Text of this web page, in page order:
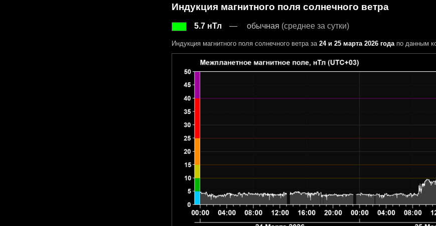
Индукция магнитного поля солнечного ветра
5.7 нТл обычная (среднее за сутки)
Индукция магнитного поля солнечного ветра за 24 и 25 марта 2026 годапо данным